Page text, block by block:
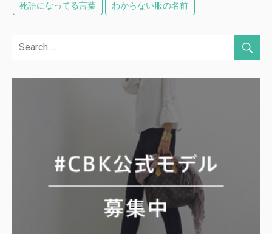
死語になってる言葉 わからない服の名前